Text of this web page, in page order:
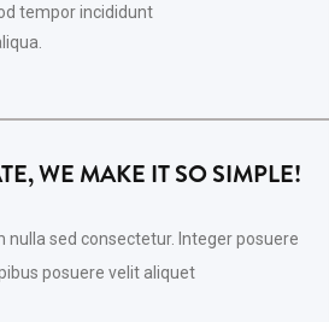
tempor incididunt
WE MAKE IT SO SIMPLE!
nulla sed consectetur. Integer posuere
posuere velit aliquet